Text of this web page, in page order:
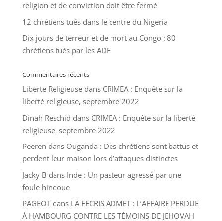
religion et de conviction doit être fermé
12 chrétiens tués dans le centre du Nigeria
Dix jours de terreur et de mort au Congo : 80
chrétiens tués par les ADF
Commentaires récents
Liberte Religieusedans CRIMEA : Enquête sur la
liberté religieuse, septembre 2022
Dinah Reschid dans CRIMEA : Enquête sur la liberté
religieuse, septembre 2022
Peeren dans Ouganda : Des chrétiens sont battus et
perdent leur maison lors d’attaques distinctes
Jacky B dans Inde : Un pasteur agressé par une
foule hindoue
PAGEOTdans LA FECRIS ADMET : L’AFFAIRE PERDUE
À HAMBOURG CONTRE LES TÉMOINS DE JÉHOVAH